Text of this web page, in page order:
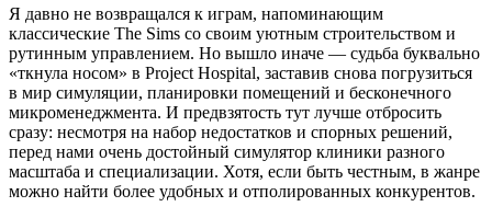
Я давно не возвращался к играм, напоминающим
классические The Sims со своим уютным строительством и
рутинным управлением. Но вышло иначе — судьба буквально
«ткнула носом» в Project Hospital, заставив снова погрузиться
в мир симуляции, планировки помещений и бесконечного
микроменеджмента. И предвзятость тут лучше отбросить
сразу: несмотря на набор недостатков и спорных решений,
перед нами очень достойный симулятор клиники разного
масштаба и специализации. Хотя, если быть честным, в жанре
можно найти более удобных и отполированных конкурентов.